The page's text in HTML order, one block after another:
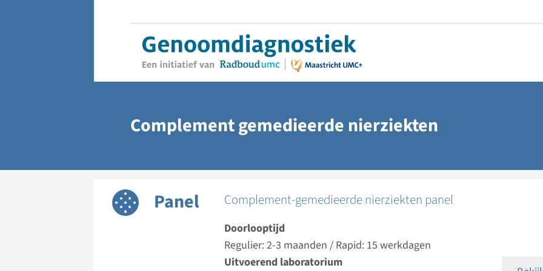
Complement gemedieerde nierziekten
Panel Complement-gemedieerde nierziekten panel
Doorlooptijd
Regulier: 2-3 maanden / Rapid: 15 werkdagen
Uitvoerend laboratorium